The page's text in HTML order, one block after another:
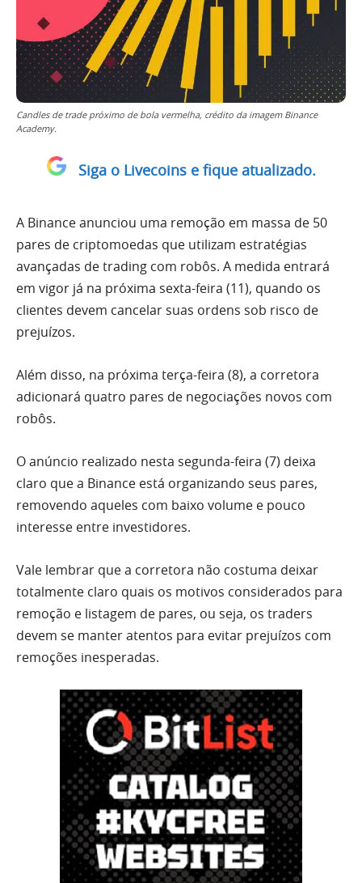
Candles de trade próximo de bola vermelha, crédito da imagem Binance
Academy.
Siga o Livecoins e fique atualizado.
A Binance anunciou uma remoção em massa de 50
pares de criptomoedas que utilizam estratégias
avançadas de trading com robôs. A medida entrará
em vigor já na próxima sexta-feira (11), quando os
clientes devem cancelar suas ordens sob risco de
prejuízos.
Além disso, na próxima terça-feira (8), a corretora
adicionará quatro pares de negociações novos com
robôs.
O anúncio realizado nesta segunda-feira (7) deixa
claro que a Binance está organizando seus pares,
removendo aqueles com baixo volume e pouco
interesse entre investidores.
Vale lembrar que a corretora não costuma deixar
totalmente claro quais os motivos considerados para
remoção e listagem de pares, ou seja, os traders
devem se manter atentos para evitar prejuízos com
remoções inesperadas.